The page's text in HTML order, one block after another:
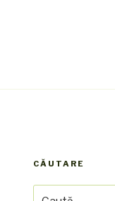
CĂUTARE